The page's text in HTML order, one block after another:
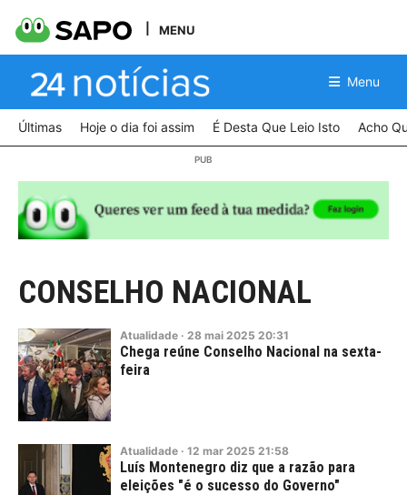
MENU
Menu
Últimas Hoje o dia foi assim É Desta Que Leio Isto Acho
CONSELHO NACIONAL
Atualidade · 28 mai 2025 20:31
Chega reúne Conselho Nacional na sexta-
feira
Atualidade · 12 mar 2025 21:58
Luís Montenegro diz que a razão para
eleições "é o sucesso do Governo"